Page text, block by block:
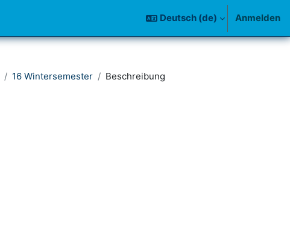
Deutsch ‎(de)‎ Anmelden
16 Wintersemester Beschreibung